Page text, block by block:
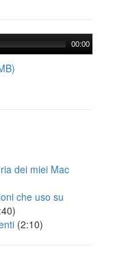
00:00
dei miei Mac
che uso su
(2:10)